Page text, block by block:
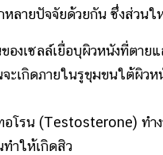
ยปัจจัยด้วยกัน ซึ่งส่วนให
องเซลล์เยื่อบุผิวหนังที่ตา
ะเกิดภายในรูขุมขนใต้ผิวห
อโรน (Testosterone) ท
ำให้เกิดสิว